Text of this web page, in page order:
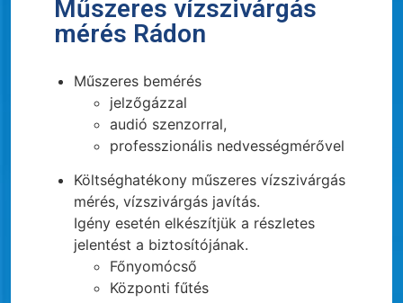
Műszeres vízszivárgás
mérés Rádon
Műszeres bemérés
jelzőgázzal
audió szenzorral,
professzionális nedvességmérővel
Költséghatékony műszeres vízszivárgás
mérés, vízszivárgás javítás.
Igény esetén elkészítjük a részletes
jelentést a biztosítójának.
Főnyomócső
Központi fűtés